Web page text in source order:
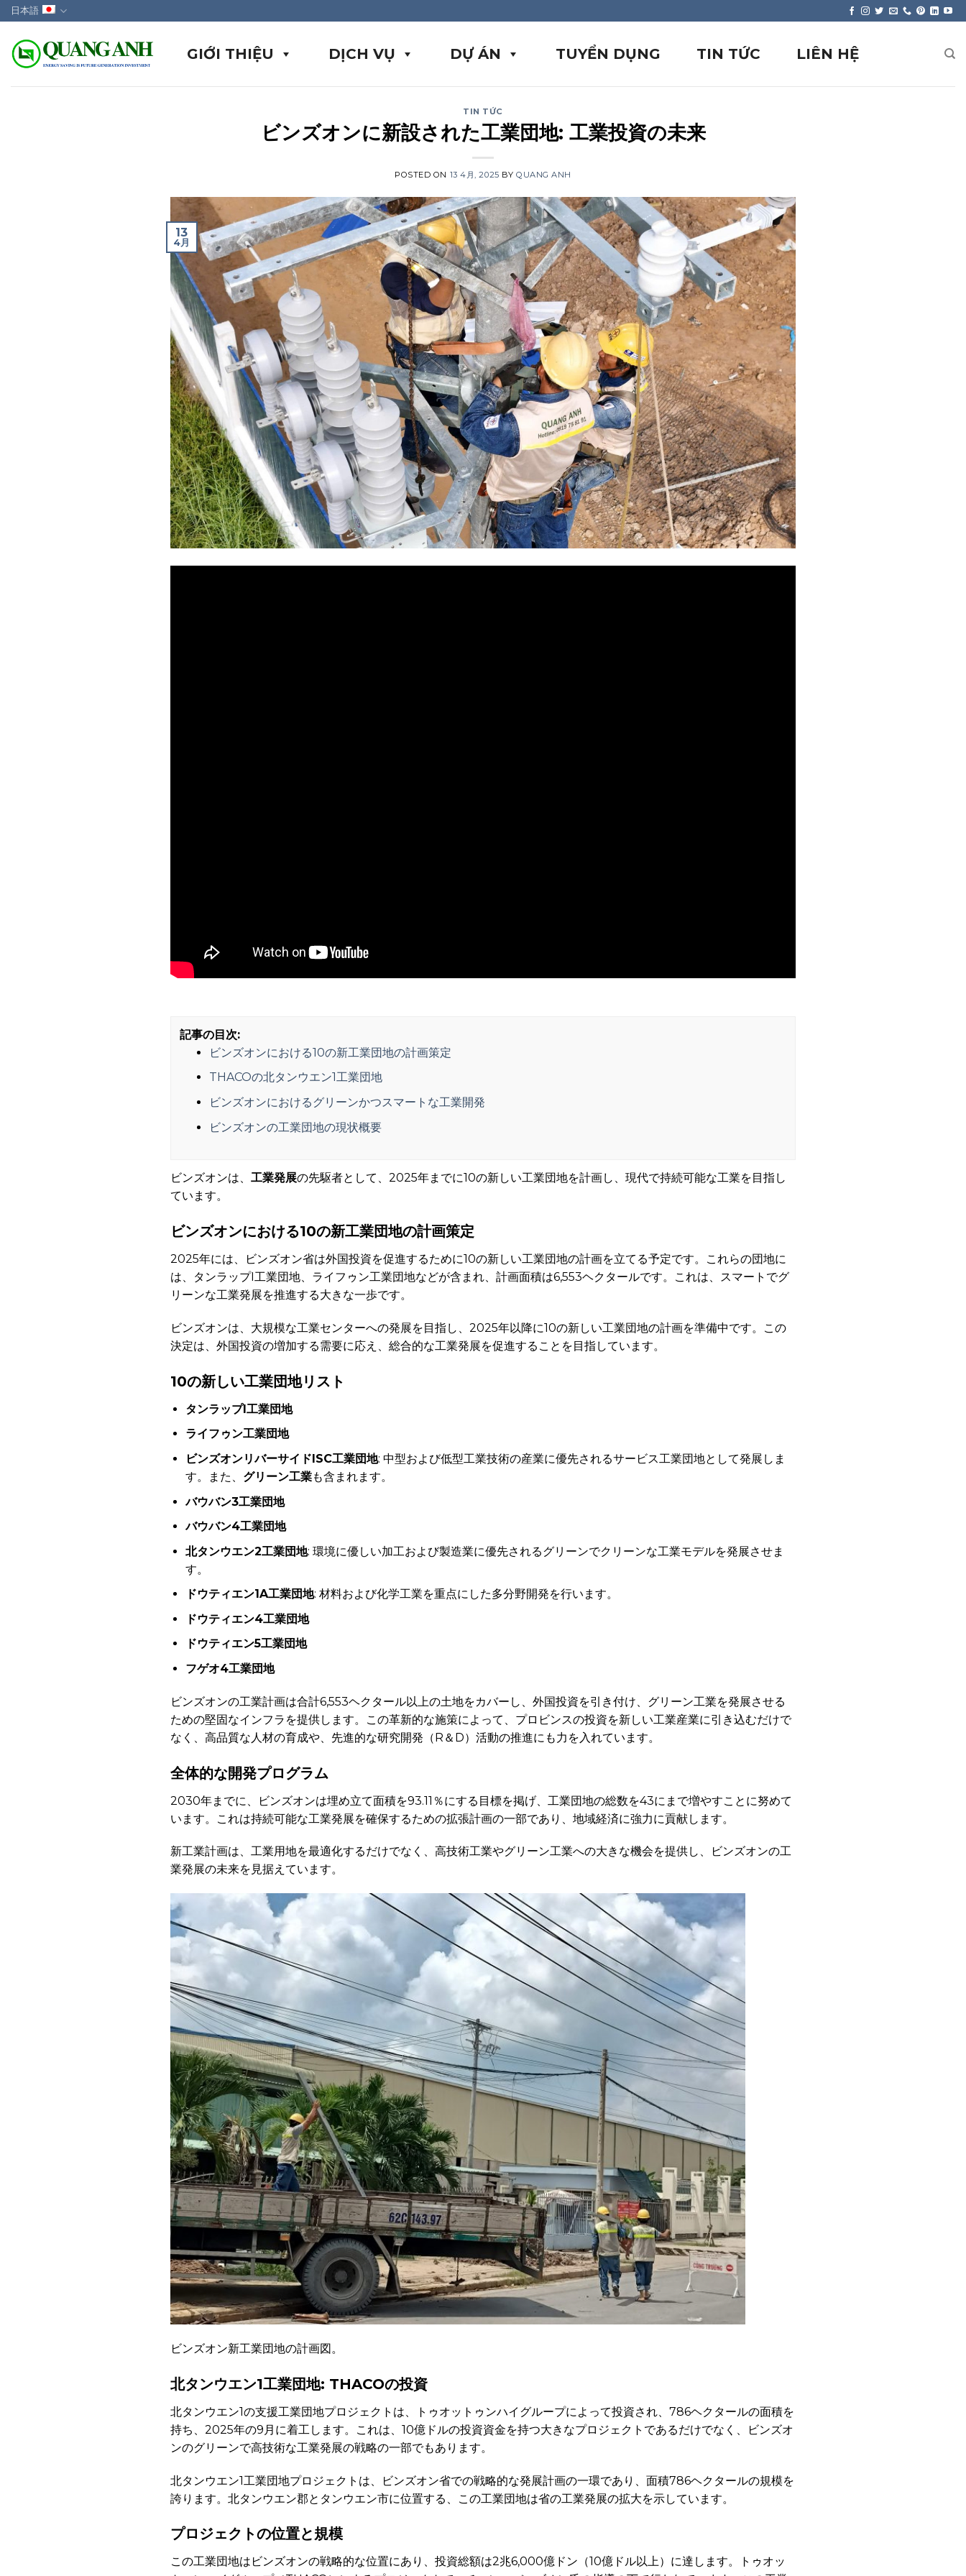
Skip
to
content
日本語
GIỚI THIỆU DỊCH VỤ DỰ ÁN TUYỂN DỤNG TIN TỨC LIÊN HỆ
TIN TỨC
ビンズオンに新設された工業団地: 工業投資の未来
POSTED ON 13 4月, 2025 BY QUANG ANH
13
4月
記事の目次:
ビンズオンにおける10の新工業団地の計画策定
THACOの北タンウエン1工業団地
ビンズオンにおけるグリーンかつスマートな工業開発
ビンズオンの工業団地の現状概要
ビンズオンは、 工業発展の先駆者として、2025年までに10の新しい工業団地を計画し、現代で持続可能な工業を目指し
ています。
ビンズオンにおける10の新工業団地の計画策定
2025年には、ビンズオン省は外国投資を促進するために10の新しい工業団地の計画を立てる予定です。これらの団地に
は、タンラップI工業団地、ライフゥン工業団地などが含まれ、計画面積は6,553ヘクタールです。これは、スマートでグ
リーンな工業発展を推進する大きな一歩です。
ビンズオンは、大規模な工業センターへの発展を目指し、2025年以降に10の新しい工業団地の計画を準備中です。この
決定は、外国投資の増加する需要に応え、総合的な工業発展を促進することを目指しています。
10の新しい工業団地リスト
タンラップI工業団地
ライフゥン工業団地
ビンズオンリバーサイドISC工業団地: 中型および低型工業技術の産業に優先されるサービス工業団地として発展しま
す。また、 グリーン工業も含まれます。
バウバン3工業団地
バウバン4工業団地
北タンウエン2工業団地: 環境に優しい加工および製造業に優先されるグリーンでクリーンな工業モデルを発展させま
す。
ドウティエン1A工業団地: 材料および化学工業を重点にした多分野開発を行います。
ドウティエン4工業団地
ドウティエン5工業団地
フゲオ4工業団地
ビンズオンの工業計画は合計6,553ヘクタール以上の土地をカバーし、外国投資を引き付け、グリーン工業を発展させる
ための堅固なインフラを提供します。この革新的な施策によって、プロビンスの投資を新しい工業産業に引き込むだけで
なく、高品質な人材の育成や、先進的な研究開発（R＆D）活動の推進にも力を入れています。
全体的な開発プログラム
2030年までに、ビンズオンは埋め立て面積を93.11％にする目標を掲げ、工業団地の総数を43にまで増やすことに努めて
います。これは持続可能な工業発展を確保するための拡張計画の一部であり、地域経済に強力に貢献します。
新工業計画は、工業用地を最適化するだけでなく、高技術工業やグリーン工業への大きな機会を提供し、ビンズオンの工
業発展の未来を見据えています。
ビンズオン新工業団地の計画図。
北タンウエン1工業団地: THACOの投資
北タンウエン1の支援工業団地プロジェクトは、トゥオットゥンハイグループによって投資され、786ヘクタールの面積を
持ち、2025年の9月に着工します。これは、10億ドルの投資資金を持つ大きなプロジェクトであるだけでなく、ビンズオ
ンのグリーンで高技術な工業発展の戦略の一部でもあります。
北タンウエン1工業団地プロジェクトは、ビンズオン省での戦略的な発展計画の一環であり、面積786ヘクタールの規模を
誇ります。北タンウエン郡とタンウエン市に位置する、この工業団地は省の工業発展の拡大を示しています。
プロジェクトの位置と規模
この工業団地はビンズオンの戦略的な位置にあり、投資総額は2兆6,000億ドン（10億ドル以上）に達します。トゥオッ